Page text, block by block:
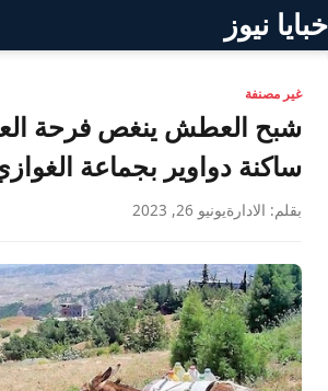
خبايا نيوز
غير مصنفة
شبح العطش ينغص فرحة
ساكنة دواوير بجماعة
بقلم: الادارةيونيو 26, 2023